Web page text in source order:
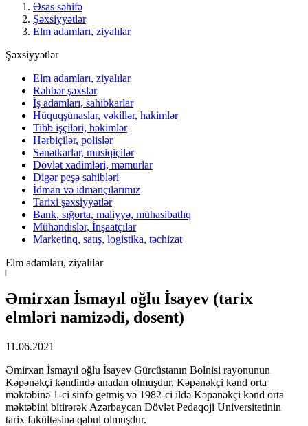
Əsas səhifə
Şəxsiyyətlər
Elm adamları, ziyalılar
Şəxsiyyətlər
Elm adamları, ziyalılar
Rəhbər şəxslər
İş adamları, sahibkarlar
Hüquqşünaslar, vəkillər, hakimlər
Tibb işçiləri, həkimlər
Hərbiçilər, polislər
Sənətkarlar, musiqiçilər
Dövlət xadimləri, məmurlar
Digər peşə sahibləri
İdman və idmançılarımız
Tarixi şəxsiyyətlər
Bank, sığorta, maliyyə, mühasibatlıq
Mühəndislər, İnşaatçılar
Marketinq, satış, logistika, təchizat
Elm adamları, ziyalılar
Əmirxan İsmayıl oğlu İsayev (tarix
elmləri namizədi, dosent)
11.06.2021
Əmirxan İsmayıl oğlu İsayev Gürcüstanın Bolnisi rayonunun
Kəpənəkçi kəndində anadan olmuşdur. Kəpənəkçi kənd orta
məktəbinə 1-ci sinfə getmiş və 1982-ci ildə Kəpənəkçi kənd orta
məktəbini bitirərək Azərbaycan Dövlət Pedaqoji Universitetinin
tarix fakültəsinə qəbul olmuşdur.